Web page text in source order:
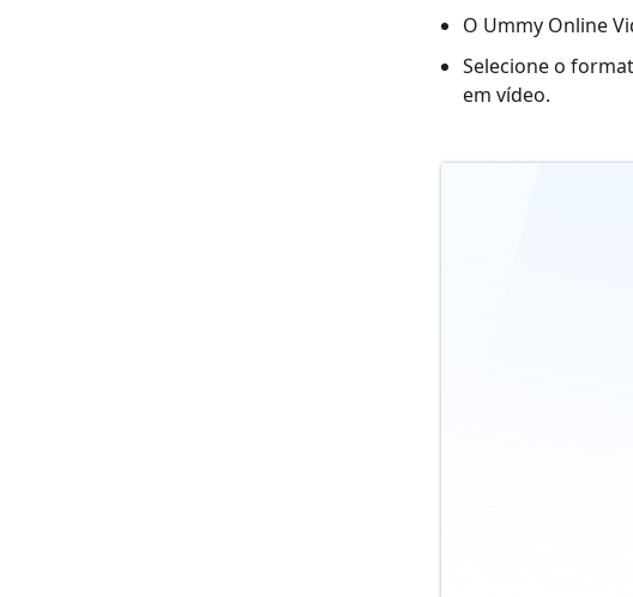
O Ummy Online
Selecione o
em vídeo.